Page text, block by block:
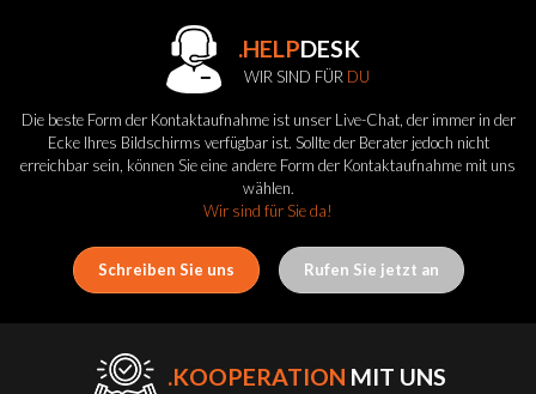
.HELPDESK
WIR SIND FÜR DU
Die beste Form der Kontaktaufnahme ist unser Live-Chat, der immer in der
Ecke Ihres Bildschirms verfügbar ist. Sollte der Berater jedoch nicht
erreichbar sein, können Sie eine andere Form der Kontaktaufnahme mit uns
wählen.
Wir sind für Sie da!
Schreiben Sie uns Rufen Sie jetzt an
.KOOPERATION MIT UNS